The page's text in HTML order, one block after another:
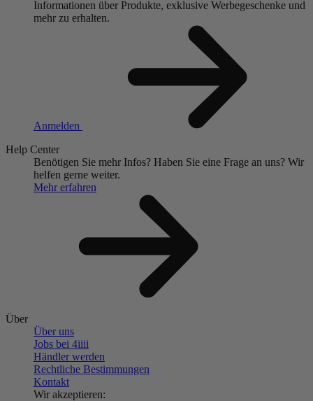
Informationen über Produkte, exklusive Werbegeschenke und
mehr zu erhalten.
Anmelden
Help Center
Benötigen Sie mehr Infos? Haben Sie eine Frage an uns? Wir
helfen gerne weiter.
Mehr erfahren
Über
Über uns
Jobs bei 4iiii
Händler werden
Rechtliche Bestimmungen
Kontakt
Wir akzeptieren: